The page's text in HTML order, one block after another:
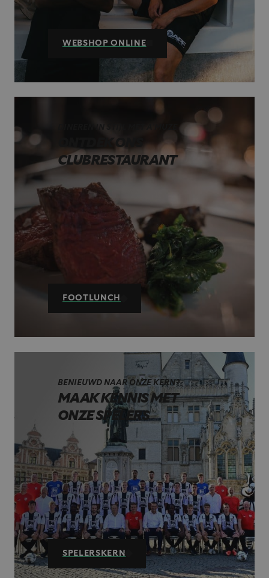
WEBSHOP ONLINE
ONTDEK ONS
CLUBRESTAURANT
FOOTLUNCH
BENIEUWD NAAR ONZE KERN?
MAAK KENNIS MET
ONZE SPELERS
SPELERSKERN